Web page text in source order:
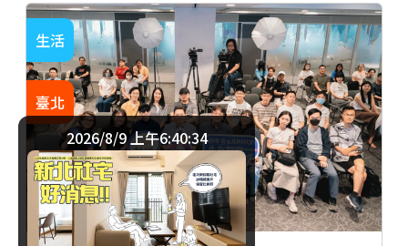
生活
臺北
2026/8/9 上午6:40:34